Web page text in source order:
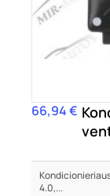
Kaina
66,94 €
4.0,...